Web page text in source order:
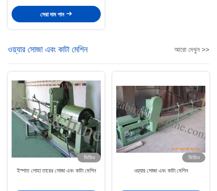
সেরা দাম পান
ওয়্যার সোজা এবং কাটা মেশিন আরো দেখুন >>
ভিডিও
ইস্পাত লোহা তারের সোজা এবং কাটা মেশিন
ভিডিও
ওয়্যার সোজা এবং কাটা মেশিন